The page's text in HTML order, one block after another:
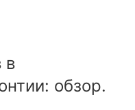
в
обзор.